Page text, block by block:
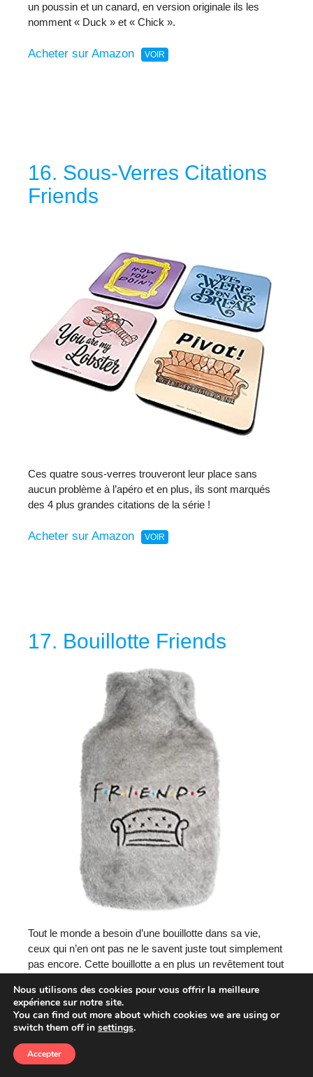
un poussin et un canard, en version originale ils les
nomment « Duck » et « Chick ».
Acheter sur Amazon
16. Sous-Verres Citations
Friends
Ces quatre sous-verres trouveront leur place sans
aucun problème à l’apéro et en plus, ils sont marqués
des 4 plus grandes citations de la série !
Acheter sur Amazon
17. Bouillotte Friends
Tout le monde a besoin d’une bouillotte dans sa vie,
ceux qui n’en ont pas ne le savent juste tout simplement
pas encore. Cette bouillotte a en plus un revêtement tout
Acheter sur Amazon
Tout Le Monde
Hommes
Nous utilisons des cookies pour vous offrir la meilleure
expérience sur notre site.
You can find out more about which cookies we are using or
switch them off in settings.
Accepter